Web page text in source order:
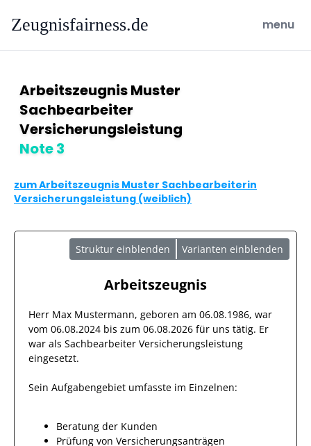
Zeugnisfairness.de open
menu
Arbeitszeugnis Muster
Sachbearbeiter
Versicherungsleistung
Note 3
zum Arbeitszeugnis Muster Sachbearbeiterin
Versicherungsleistung (weiblich)
Struktur einblenden Varianten einblenden
Arbeitszeugnis
Herr Max Mustermann, geboren am 06.08.1986, war
vom 06.08.2024 bis zum 06.08.2026 für uns tätig. Er
war als Sachbearbeiter Versicherungsleistung
eingesetzt.
Sein Aufgabengebiet umfasste im Einzelnen:
Beratung der Kunden
Prüfung von Versicherungsanträgen